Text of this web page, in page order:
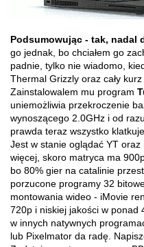
Podsumowując - tak, nadal
go jednak, bo chciałem go
padnie, tylko nie wiadomo,
Thermal Grizzly oraz cały
Zainstalowalem mu program
uniemożliwia przekroczenie
wynoszącego 2.0GHz i od
prawda teraz wszystko
Jest w stanie oglądać YT
więcej, skoro matryca ma
bo 80% gier na catalinie
porzucone programy 32
montowania wideo - iMovie
720p i niskiej jakości w ponad
w innych natywnych
lub Pixelmator da radę.